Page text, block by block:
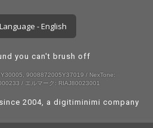
- English
you can't brush off
9008872005Y37019 / NexTone:
/ エルマーク: RIAJ80023001
2004, a digitiminimi company